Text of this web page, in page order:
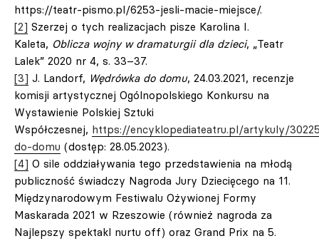
https://teatr-pismo.pl/6253-jesli-macie-miejsce/.
[2] Szerzej o tych realizacjach pisze Karolina I.
Kaleta, Oblicza wojny w dramaturgii dla dzieci, „Teatr
Lalek” 2020 nr 4, s. 33–37.
[3] J. Landorf, Wędrówka do domu, 24.03.2021, recenzje
komisji artystycznej Ogólnopolskiego Konkursu na
Wystawienie Polskiej Sztuki
Współczesnej, https://encyklopediateatru.pl/artykuly/
do-domu (dostęp: 28.05.2023).
[4] O sile oddziaływania tego przedstawienia na młodą
publiczność świadczy Nagroda Jury Dziecięcego na 11.
Międzynarodowym Festiwalu Ożywionej Formy
Maskarada 2021 w Rzeszowie (również nagroda za
Najlepszy spektakl nurtu off) oraz Grand Prix na 5.